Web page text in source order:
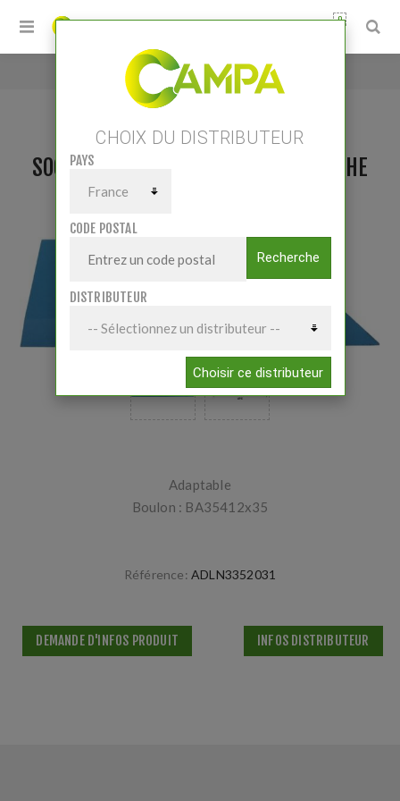
0
Soc 16 SB45 Lemken 3352031 Gauche
SOC 16 SB45 LEMKEN 3352031 GAUCHE
Adaptable
Boulon : BA35412x35
Référence: ADLN3352031
DEMANDE D'INFOS PRODUIT INFOS DISTRIBUTEUR
CHOIX DU DISTRIBUTEUR
PAYS
CODE POSTAL
Recherche
DISTRIBUTEUR
Choisir ce distributeur